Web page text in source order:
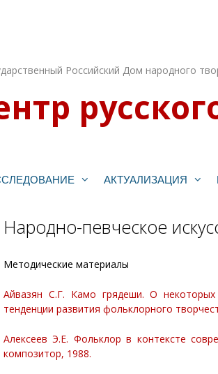
Российский Дом народного
АКТУАЛИЗАЦИЯ
Народно-певческое
Методические материалы
Айвазян С.Г. Камо грядеши. О
тенденции развития фольклорного
Алексеев Э.Е. Фольклор в контексте
композитор, 1988.